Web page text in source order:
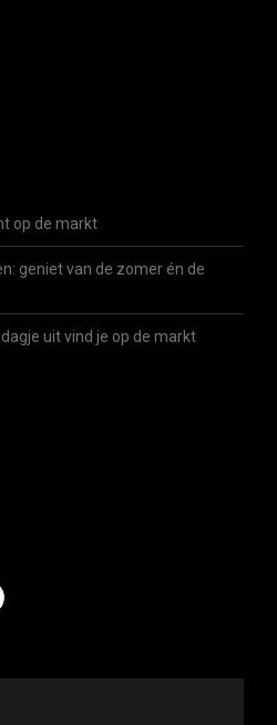
op de markt
geniet van de zomer én de
uit vind je op de markt